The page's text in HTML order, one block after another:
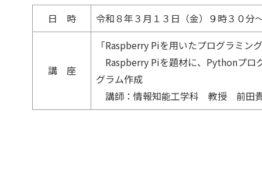
日 時 令和８年３月１３日（金）９時３０分
講 座
「Raspberry Piを用いたプログラミン
Raspberry Piを題材に、Pythonプロ
グラム作成
講師：情報知能工学科 教授 前田